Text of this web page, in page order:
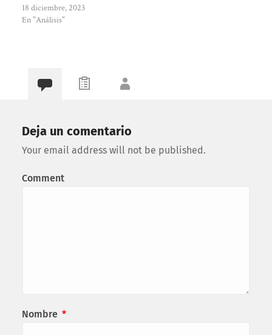
18 diciembre, 2023
En "Análisis"
Deja un comentario
Your email address will not be published.
Comment
Nombre *